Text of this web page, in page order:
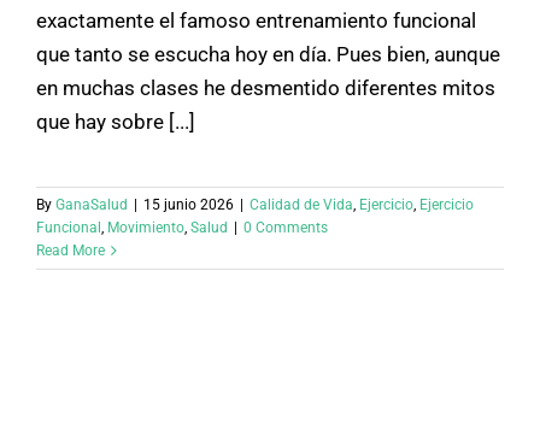
exactamente el famoso entrenamiento funcional
que tanto se escucha hoy en día. Pues bien, aunque
en muchas clases he desmentido diferentes mitos
que hay sobre [...]
By GanaSalud | 15 junio 2026 | Calidad de Vida, Ejercicio, Ejercicio
Funcional, Movimiento, Salud | 0 Comments
Read More